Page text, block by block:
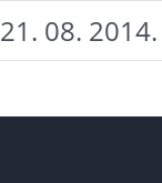
21. 08. 2014.